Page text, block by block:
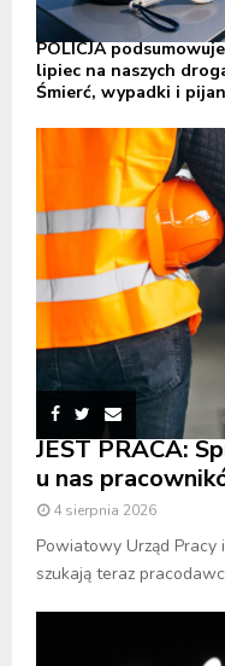
POLICJA podsumowuje
lipiec na naszych
Śmierć, wypadki i
JEST PRACA:
u nas
4 sierpnia 2026
Powiatowy Urząd
szukają teraz